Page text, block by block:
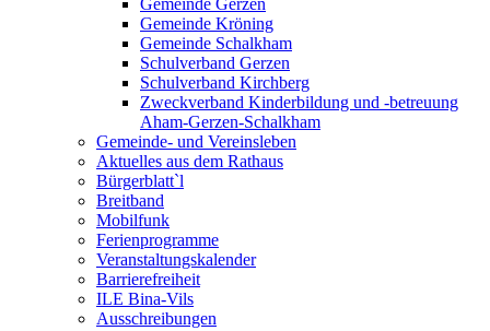
Gemeinde Gerzen
Gemeinde Kröning
Gemeinde Schalkham
Schulverband Gerzen
Schulverband Kirchberg
Zweckverband Kinderbildung und -betreuung
Aham-Gerzen-Schalkham
Gemeinde- und Vereinsleben
Aktuelles aus dem Rathaus
Bürgerblatt`l
Breitband
Mobilfunk
Ferienprogramme
Veranstaltungskalender
Barrierefreiheit
ILE Bina-Vils
Ausschreibungen